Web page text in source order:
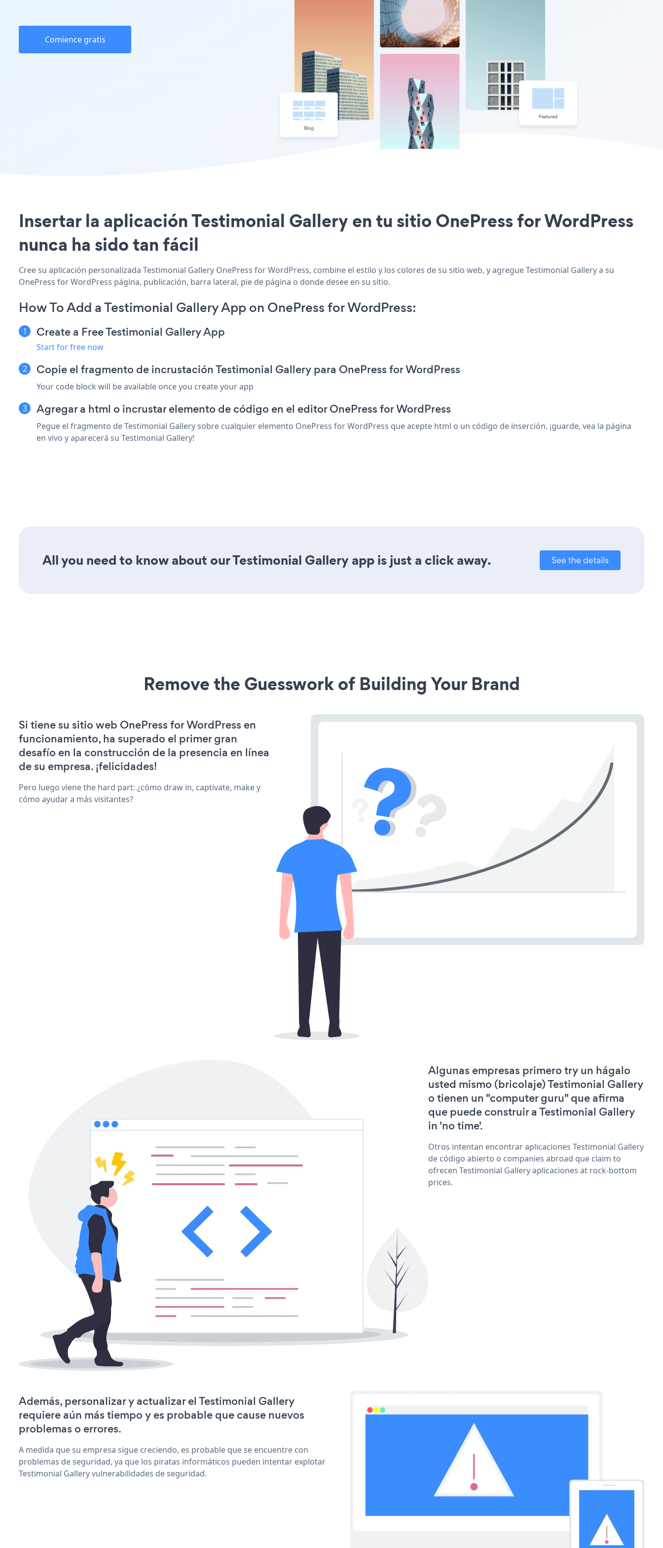
Comience gratis
Insertar la aplicación Testimonial Gallery en tu sitio OnePress for WordPress
nunca ha sido tan fácil
Cree su aplicación personalizada Testimonial Gallery OnePress for WordPress, combine el estilo y los colores de su sitio web, y agregue Testimonial Gallery a su
OnePress for WordPress página, publicación, barra lateral, pie de página o donde desee en su sitio.
How To Add a Testimonial Gallery App on OnePress for WordPress:
Create a Free Testimonial Gallery App
Start for free now
Copie el fragmento de incrustación Testimonial Gallery para OnePress for WordPress
Your code block will be available once you create your app
Agregar a html o incrustar elemento de código en el editor OnePress for WordPress
Pegue el fragmento de Testimonial Gallery sobre cualquier elemento OnePress for WordPress que acepte html o un código de inserción. ¡guarde, vea la página
en vivo y aparecerá su Testimonial Gallery!
All you need to know about our Testimonial Gallery app is just a click away. See the details
Remove the Guesswork of Building Your Brand
Si tiene su sitio web OnePress for WordPress en
funcionamiento, ha superado el primer gran
desafío en la construcción de la presencia en línea
de su empresa. ¡felicidades!
Pero luego viene the hard part: ¿cómo draw in, captivate, make y
cómo ayudar a más visitantes?
Algunas empresas primero try un hágalo
usted mismo (bricolaje) Testimonial Gallery
o tienen un "computer guru" que afirma
que puede construir a Testimonial Gallery
in 'no time'.
Otros intentan encontrar aplicaciones Testimonial Gallery
de código abierto o companies abroad que claim to
ofrecen Testimonial Gallery aplicaciones at rock-bottom
prices.
Además, personalizar y actualizar el Testimonial Gallery
requiere aún más tiempo y es probable que cause nuevos
problemas o errores.
A medida que su empresa sigue creciendo, es probable que se encuentre con
problemas de seguridad, ya que los piratas informáticos pueden intentar explotar
Testimonial Gallery vulnerabilidades de seguridad.